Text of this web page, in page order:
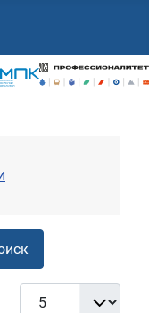
Кол-во строк: